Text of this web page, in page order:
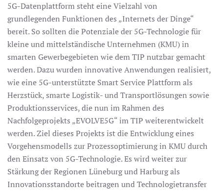
5G-Datenplattform steht eine Vielzahl von
grundlegenden Funktionen des „Internets der Dinge“
bereit. So sollten die Potenziale der 5G-Technologie für
kleine und mittelständische Unternehmen (KMU) in
smarten Gewerbegebieten wie dem TIP nutzbar gemacht
werden. Dazu wurden innovative Anwendungen realisiert,
wie eine 5G-unterstützte Smart Service Plattform als
Herzstück, smarte Logistik- und Transportlösungen sowie
Produktionsservices, die nun im Rahmen des
Nachfolgeprojekts „EVOLVE5G“ im TIP weiterentwickelt
werden. Ziel dieses Projekts ist die Entwicklung eines
Vorgehensmodells zur Prozessoptimierung in KMU durch
den Einsatz von 5G-Technologie. Es wird weiter zur
Stärkung der Regionen Lüneburg und Harburg als
Innovationsstandorte beitragen und Technologietransfer